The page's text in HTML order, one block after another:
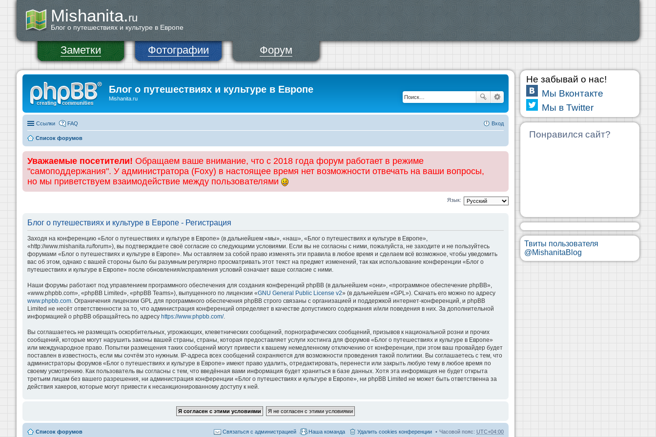
Mishanita.ru
Блог о путешествиях и культуре в Европе
Заметки Фотографии Форум
Блог о путешествиях и культуре в Европе
Mishanita.ru
Ссылки FAQ Вход
Список форумов
Уважаемые посетители! Обращаем ваше внимание, что с 2018 года форум работает в режиме
"самоподдержания". У администратора (Foxy) в настоящее время нет возможности отвечать на ваши вопросы,
но мы приветствуем взаимодействие между пользователями
Язык:
Блог о путешествиях и культуре в Европе - Регистрация
Заходя на конференцию «Блог о путешествиях и культуре в Европе» (в дальнейшем «мы», «наш», «Блог о путешествиях и культуре в Европе»,
«http://www.mishanita.ru/forum»), вы подтверждаете своё согласие со следующими условиями. Если вы не согласны с ними, пожалуйста, не заходите и не пользуйтесь
форумами «Блог о путешествиях и культуре в Европе». Мы оставляем за собой право изменять эти правила в любое время и сделаем всё возможное, чтобы уведомить
вас об этом, однако с вашей стороны было бы разумным регулярно просматривать этот текст на предмет изменений, так как использование конференции «Блог о
путешествиях и культуре в Европе» после обновления/исправления условий означает ваше согласие с ними.
Наши форумы работают под управлением программного обеспечения для создания конференций phpBB (в дальнейшем «они», «программное обеспечение phpBB»,
«www.phpbb.com», «phpBB Limited», «phpBB Teams»), выпущенного по лицензии «GNU General Public License v2» (в дальнейшем «GPL»). Скачать его можно по адресу
www.phpbb.com. Ограничения лицензии GPL для программного обеспечения phpBB строго связаны с организацией и поддержкой интернет-конференций, и phpBB
Limited не несёт ответственности за то, что администрация конференций определяет в качестве допустимого содержания и/или поведения в них. За дополнительной
информацией о phpBB обращайтесь по адресу https://www.phpbb.com/.
Вы соглашаетесь не размещать оскорбительных, угрожающих, клеветнических сообщений, порнографических сообщений, призывов к национальной розни и прочих
сообщений, которые могут нарушить законы вашей страны, страны, которая предоставляет услуги хостинга для форумов «Блог о путешествиях и культуре в Европе»
или международное право. Попытки размещения таких сообщений могут привести к вашему немедленному отключению от конференции, при этом ваш провайдер будет
поставлен в известность, если мы сочтём это нужным. IP-адреса всех сообщений сохраняются для возможности проведения такой политики. Вы соглашаетесь с тем, что
администраторы форумов «Блог о путешествиях и культуре в Европе» имеют право удалить, отредактировать, перенести или закрыть любую тему в любое время по
своему усмотрению. Как пользователь вы согласны с тем, что введённая вами информация будет храниться в базе данных. Хотя эта информация не будет открыта
третьим лицам без вашего разрешения, ни администрация конференции «Блог о путешествиях и культуре в Европе», ни phpBB Limited не может быть ответственна за
действия хакеров, которые могут привести к несанкционированному доступу к ней.
Список форумов Часовой пояс: UTC+04:00
Удалить cookies конференции
Наша команда
Связаться с администрацией
Не забывай о нас!
Мы Вконтакте
Мы в Twitter
Понравился сайт?
Твиты пользователя
@MishanitaBlog